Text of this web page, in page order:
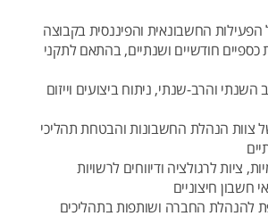
החשבונאית והפיננסית בקבוצה
כספיים חודשיים ושנתיים, בהתאם לתקני
והרב-שנתי, ניתוח ביצועים וייזום
צוות הנהלת החשבונות והבטחת תהליכי
ציות לרגולציה ודיווחים לרשויות
חשבון חיצוניים
להנהלת החברה ושותפות בתהליכים